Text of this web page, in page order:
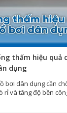
thấm hiệu quả
dụng
bơi dân dụng cần
rỉ và tăng độ bền